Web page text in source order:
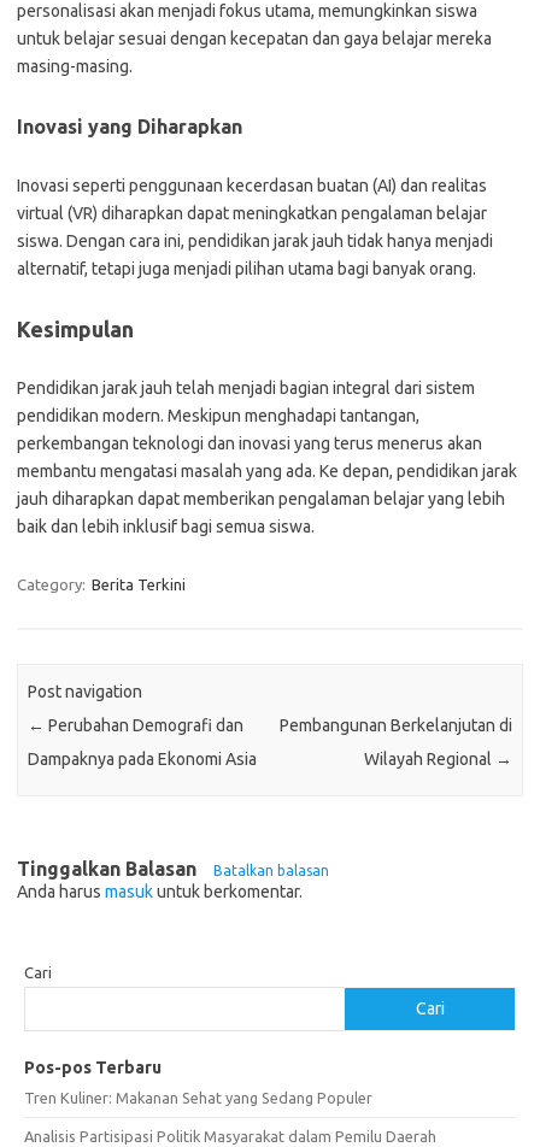
personalisasi akan menjadi fokus utama, memungkinkan siswa
untuk belajar sesuai dengan kecepatan dan gaya belajar mereka
masing-masing.
Inovasi yang Diharapkan
Inovasi seperti penggunaan kecerdasan buatan (AI) dan realitas
virtual (VR) diharapkan dapat meningkatkan pengalaman belajar
siswa. Dengan cara ini, pendidikan jarak jauh tidak hanya menjadi
alternatif, tetapi juga menjadi pilihan utama bagi banyak orang.
Kesimpulan
Pendidikan jarak jauh telah menjadi bagian integral dari sistem
pendidikan modern. Meskipun menghadapi tantangan,
perkembangan teknologi dan inovasi yang terus menerus akan
membantu mengatasi masalah yang ada. Ke depan, pendidikan jarak
jauh diharapkan dapat memberikan pengalaman belajar yang lebih
baik dan lebih inklusif bagi semua siswa.
Category: Berita Terkini
Post navigation
← Perubahan Demografi dan
Dampaknya pada Ekonomi Asia
Pembangunan Berkelanjutan di
Wilayah Regional →
Tinggalkan Balasan Batalkan balasan
Anda harus masukuntuk berkomentar.
Cari
Cari
Pos-pos Terbaru
Tren Kuliner: Makanan Sehat yang Sedang Populer
Analisis Partisipasi Politik Masyarakat dalam Pemilu Daerah